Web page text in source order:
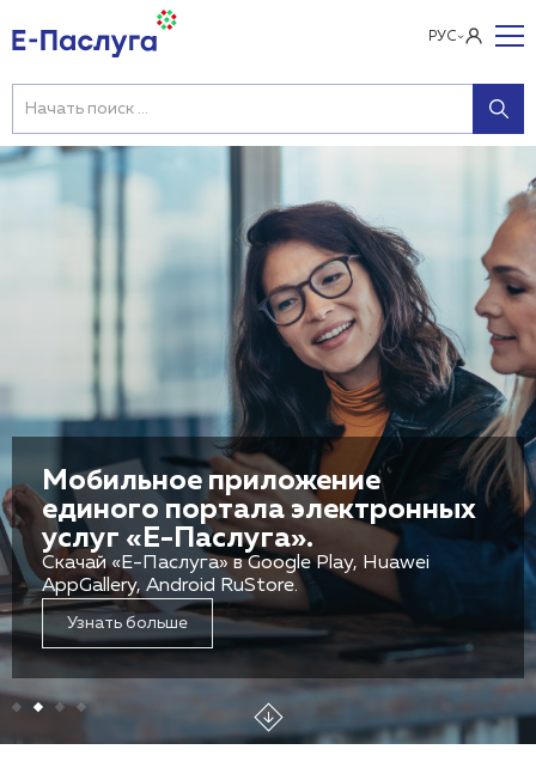
РУС
Мобильное приложение
единого портала электронных
услуг «Е-Паслуга».
Скачай «Е-Паслуга» в Google Play, Huawei
AppGallery, Android RuStore.
Узнать больше